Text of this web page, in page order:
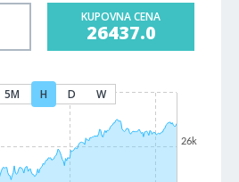
KUPOVNA CENA
26437.0
5M H D W
26k